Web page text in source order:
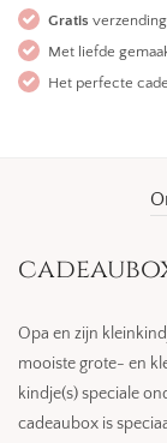
Gratis
Met liefde
Het perfecte
Opa en zijn
mooiste grote- en
kindje(s) speciale
cadeaubox is